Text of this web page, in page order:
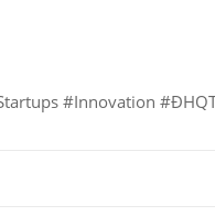
#Innovation